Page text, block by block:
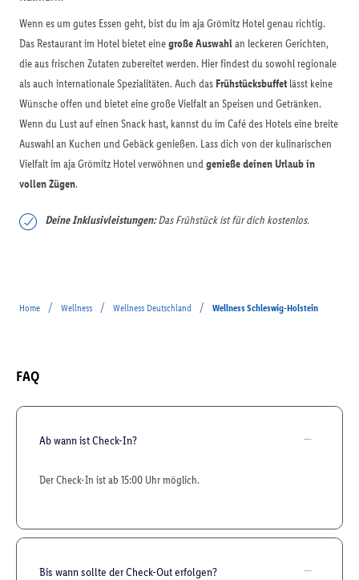
Wenn es um gutes Essen geht, bist du im aja Grömitz Hotel genau richtig.
Das Restaurant im Hotel bietet einegroße Auswahlan leckeren Gerichten,
die aus frischen Zutaten zubereitet werden. Hier findest du sowohl regionale
als auch internationale Spezialitäten. Auch das Frühstücksbuffet lässt keine
Wünsche offen und bietet eine große Vielfalt an Speisen und Getränken.
Wenn du Lust auf einen Snack hast, kannst du im Café des Hotels eine breite
Auswahl an Kuchen und Gebäck genießen. Lass dich von der kulinarischen
Vielfalt im aja Grömitz Hotel verwöhnen undgenieße deinen Urlaub in
vollen Zügen.
Deine Inklusivleistungen:Das Frühstück ist für dich kostenlos.
Home / Wellness / Wellness Deutschland / Wellness Schleswig-Holstein
FAQ
Ab wann ist Check-In?
Der Check-In ist ab 15:00 Uhr möglich.
Bis wann sollte der Check-Out erfolgen?